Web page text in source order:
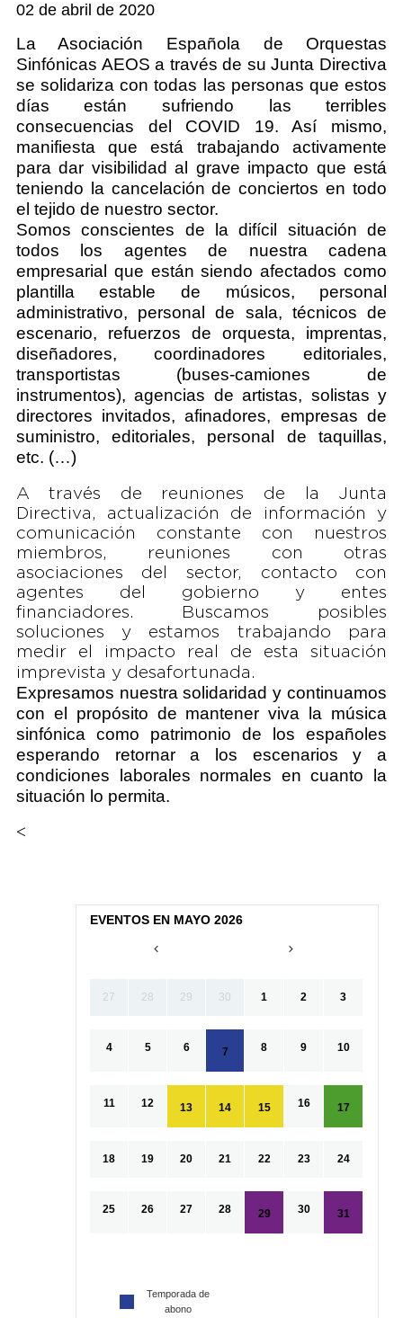
02 de abril de 2020
La Asociación Española de Orquestas
Sinfónicas AEOS a través de su Junta Directiva
se solidariza con todas las personas que estos
días están sufriendo las terribles
consecuencias del COVID 19. Así mismo,
manifiesta que está trabajando activamente
para dar visibilidad al grave impacto que está
teniendo la cancelación de conciertos en todo
el tejido de nuestro sector.
Somos conscientes de la difícil situación de
todos los agentes de nuestra cadena
empresarial que están siendo afectados como
plantilla estable de músicos, personal
administrativo, personal de sala, técnicos de
escenario, refuerzos de orquesta, imprentas,
diseñadores, coordinadores editoriales,
transportistas (buses-camiones de
instrumentos), agencias de artistas, solistas y
directores invitados, afinadores, empresas de
suministro, editoriales, personal de taquillas,
etc. (…)
A través de reuniones de la Junta
Directiva, actualización de información y
comunicación constante con nuestros
miembros, reuniones con otras
asociaciones del sector, contacto con
agentes del gobierno y entes
financiadores. Buscamos posibles
soluciones y estamos trabajando para
medir el impacto real de esta situación
imprevista y desafortunada.
Expresamos nuestra solidaridad y continuamos
con el propósito de mantener viva la música
sinfónica como patrimonio de los españoles
esperando retornar a los escenarios y a
condiciones laborales normales en cuanto la
situación lo permita.
<
EVENTOS EN MAYO 2026
27 28 29 30 1 2 3
4 5 6 7 8 9 10
11 12 13 14 15 16 17
18 19 20 21 22 23 24
25 26 27 28 29 30 31
Temporada de
abono